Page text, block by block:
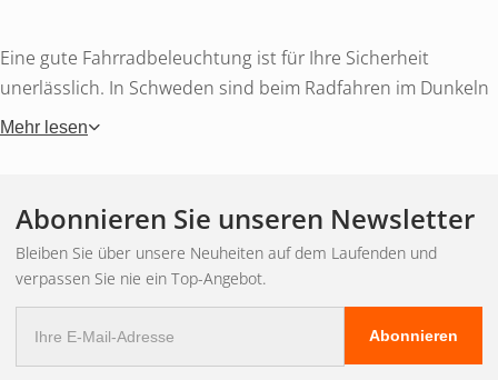
Eine gute Fahrradbeleuchtung ist für Ihre Sicherheit
unerlässlich. In Schweden sind beim Radfahren im Dunkeln
ein weißes Vorderlicht und ein rotes Rücklicht
aufgeladen – Batterien müssen nicht gewechselt werden.
Vorderlicht und
Rücklicht
Mehr lesen
Abonnieren Sie unseren Newsletter
Bleiben Sie über unsere Neuheiten auf dem Laufenden und
verpassen Sie nie ein Top-Angebot.
Mail
Adresse
Abonnieren